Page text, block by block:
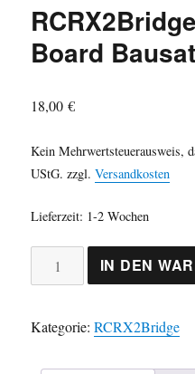
Board
18,00€
Kein Mehrwertsteuerausweis,
UStG. zzgl.Versandkosten
Lieferzeit: 1-2 Wochen
RCRX2Bridge
II
Board
IN DEN
Kategorie:RCRX2Bridge